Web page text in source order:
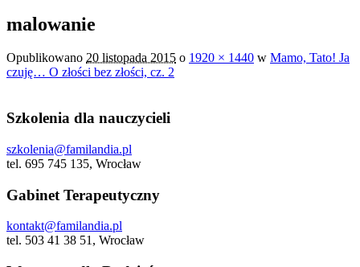
malowanie
Opublikowano 20 listopada 2015 o 1920 × 1440 w Mamo, Tato! Ja
czuję… O złości bez złości, cz. 2
Szkolenia dla nauczycieli
szkolenia@familandia.pl
tel. 695 745 135, Wrocław
Gabinet Terapeutyczny
kontakt@familandia.pl
tel. 503 41 38 51, Wrocław